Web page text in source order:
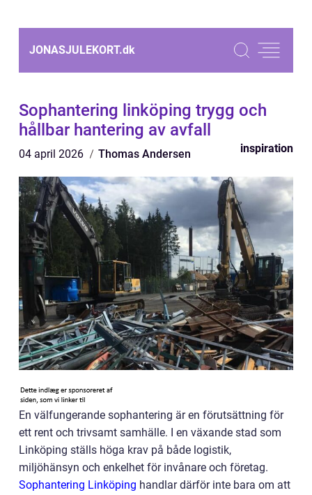
JONASJULEKORT.dk
Sophantering linköping trygg och
hållbar hantering av avfall
04 april 2026 Thomas Andersen inspiration
En välfungerande sophantering är en förutsättning för
ett rent och trivsamt samhälle. I en växande stad som
Linköping ställs höga krav på både logistik,
miljöhänsyn och enkelhet för invånare och företag.
Sophantering Linköping handlar därför inte bara om att